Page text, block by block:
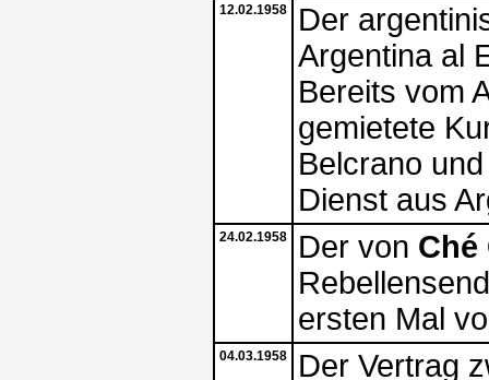
12.02.1958
Der
Argentina al
Bereits vom
gemietete
Belcrano
Dienst aus
24.02.1958 Der von Ché
ersten Mal
04.03.1958 Der Vertrag